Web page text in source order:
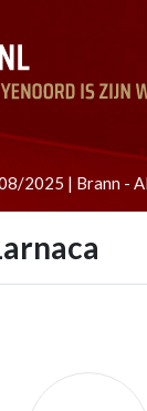
2025 | Brann -